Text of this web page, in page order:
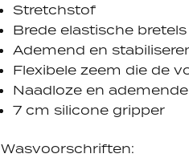
Stretchstof
Brede elastische bretels
Ademend en
Flexibele zeem die de
Naadloze en
7 cm silicone gripper
Wasvoorschriften: